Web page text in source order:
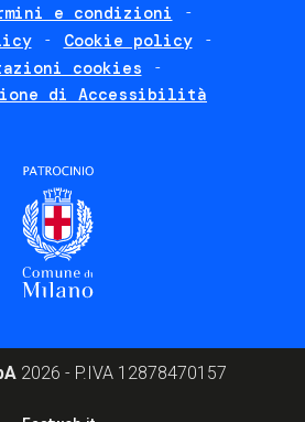
e condizioni
Cookie policy
cookies
di Accessibilità
2026 - P.IVA 12878470157